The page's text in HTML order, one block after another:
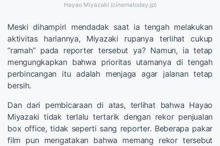
Hayao Miyazaki (cinematoday.jp)
Meski dihampiri mendadak saat ia tengah melakukan
aktivitas hariannya, Miyazaki rupanya terlihat cukup
“ramah” pada reporter tersebut ya? Namun, ia tetap
mengungkapkan bahwa prioritas utamanya di tengah
perbincangan itu adalah menjaga agar jalanan tetap
bersih.
Dan dari pembicaraan di atas, terlihat bahwa Hayao
Miyazaki tidak terlalu tertarik dengan rekor penjualan
box office, tidak seperti sang reporter. Beberapa pakar
film pun mengatakan bahwa memang rekor tersebut